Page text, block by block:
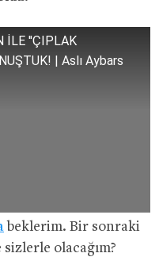
İLE ''ÇIPLAK
| Aslı Aybars
beklerim. Bir sonraki
olacağım?